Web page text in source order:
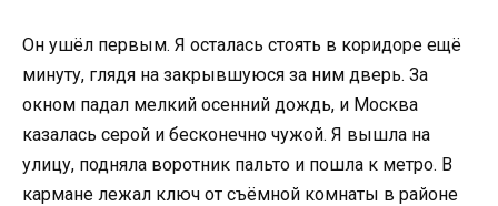
Он ушёл первым. Я осталась стоять в коридоре ещё
минуту, глядя на закрывшуюся за ним дверь. За
окном падал мелкий осенний дождь, и Москва
казалась серой и бесконечно чужой. Я вышла на
улицу, подняла воротник пальто и пошла к метро. В
кармане лежал ключ от съёмной комнаты в районе